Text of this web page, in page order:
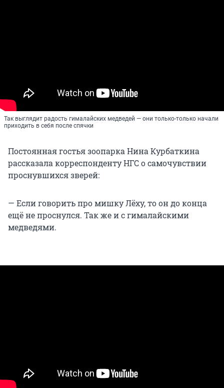
Так выглядит радость гималайских медведей — они только-только начали
приходить в себя после спячки
Постоянная гостья зоопарка Нина Курбаткина
рассказала корреспонденту НГС о самочувствии
проснувшихся зверей:
— Если говорить про мишку Лёху, то он до конца
ещё не проснулся. Так же и с гималайскими
медведями.